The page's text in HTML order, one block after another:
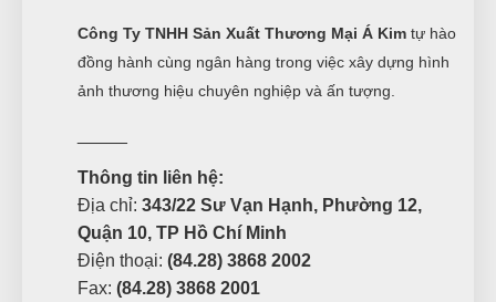
Công Ty TNHH Sản Xuất Thương Mại Á Kim tự hào
đồng hành cùng ngân hàng trong việc xây dựng hình
ảnh thương hiệu chuyên nghiệp và ấn tượng.
Thông tin liên hệ:
Địa chỉ: 343/22 Sư Vạn Hạnh, Phường 12,
Quận 10, TP Hồ Chí Minh
Điện thoại: (84.28) 3868 2002
Fax: (84.28) 3868 2001